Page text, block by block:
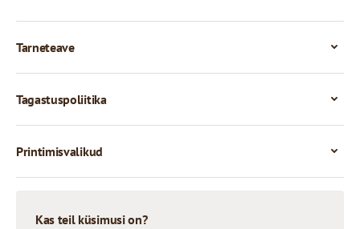
Tarneteave
Tagastuspoliitika
Printimisvalikud
Kas teil küsimusi on?